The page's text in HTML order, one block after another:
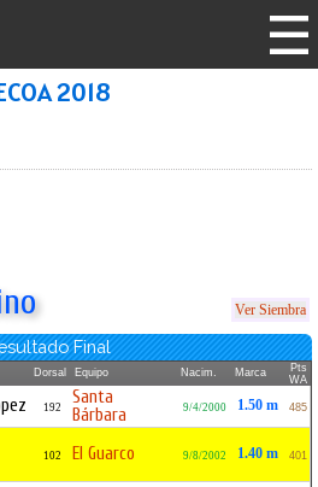
2018
Ver Siembra
Final
Dorsal Equipo Nacim. Marca
Pts
WA
192
Santa
Bárbara
9/4/2000 1.50 m 485
102 El Guarco 9/8/2002 1.40 m 401